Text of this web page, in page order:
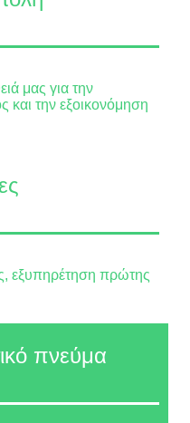
μας για την
και την εξοικονόμηση
εξυπηρέτηση πρώτης
πνεύμα